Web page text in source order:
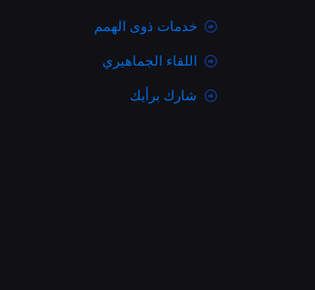
خدمات ذوى الهمم
اللقاء الجماهيري
شارك برأيك